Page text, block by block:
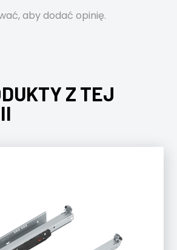
, aby dodać opinię.
Z TEJ